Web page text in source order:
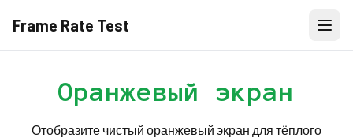
Frame Rate Test
Оранжевый экран
Отобразите чистый оранжевый экран для тёплого